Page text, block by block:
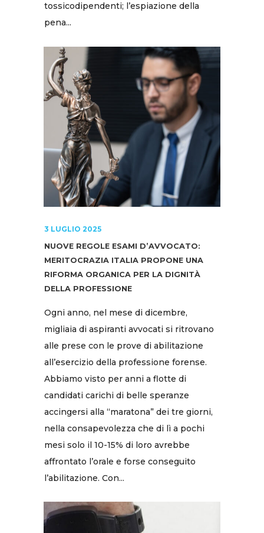
tossicodipendenti; l’espiazione della
pena...
3 LUGLIO 2025
NUOVE REGOLE ESAMI D’AVVOCATO:
MERITOCRAZIA ITALIA PROPONE UNA
RIFORMA ORGANICA PER LA DIGNITÀ
DELLA PROFESSIONE
Ogni anno, nel mese di dicembre,
migliaia di aspiranti avvocati si ritrovano
alle prese con le prove di abilitazione
all’esercizio della professione forense.
Abbiamo visto per anni a flotte di
candidati carichi di belle speranze
accingersi alla “maratona” dei tre giorni,
nella consapevolezza che di lì a pochi
mesi solo il 10-15% di loro avrebbe
affrontato l’orale e forse conseguito
l’abilitazione. Con...